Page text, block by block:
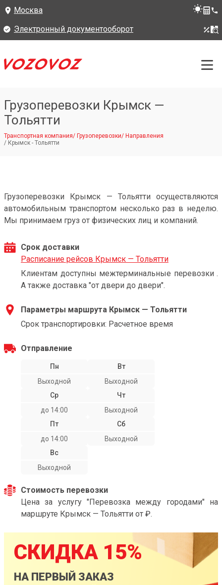
Москва
Электронный документооборот
Грузоперевозки Крымск —
Тольятти
Транспортная компания/ Грузоперевозки/ Направления
/ Крымск - Тольятти
Грузоперевозки Крымск — Тольятти осуществляются
автомобильным транспортом несколько раз в неделю.
Мы принимаем груз от физических лиц и компаний.
Срок доставки
Расписание рейсов Крымск — Тольятти
Клиентам доступны межтерминальные перевозки .
А также доставка "от двери до двери".
Параметры маршрута Крымск — Тольятти
Срок транспортировки: Расчетное время
Отправление
Пн
Выходной
Вт
Выходной
Ср
до 14:00
Чт
Выходной
Пт
до 14:00
Сб
Выходной
Вс
Выходной
Стоимость перевозки
Цена за услугу "Перевозка между городами" на
маршруте Крымск — Тольятти от ₽.
СКИДКА 15%
НА ПЕРВЫЙ ЗАКАЗ